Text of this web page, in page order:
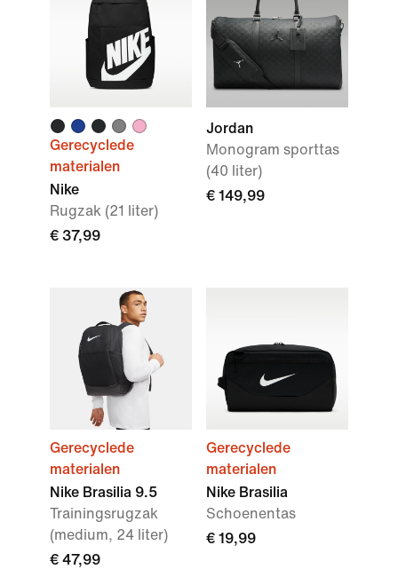
Gerecyclede
materialen
Nike
Rugzak (21 liter)
€ 37,99
Jordan
Monogram sporttas
(40 liter)
€ 149,99
Gerecyclede
materialen
Nike Brasilia 9.5
Trainingsrugzak
(medium, 24 liter)
€ 47,99
Gerecyclede
materialen
Nike Brasilia
Schoenentas
€ 19,99